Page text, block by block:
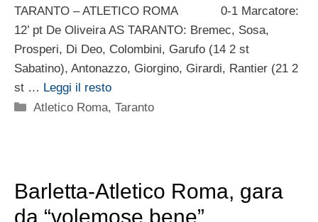
TARANTO – ATLETICO ROMA 0-1 Marcatore:
12’ pt De Oliveira AS TARANTO: Bremec, Sosa,
Prosperi, Di Deo, Colombini, Garufo (14 2 st
Sabatino), Antonazzo, Giorgino, Girardi, Rantier (21 2
st … Leggi il resto
Categorie
Atletico Roma,Taranto
Barletta-Atletico Roma, gara
da “volemose bene”